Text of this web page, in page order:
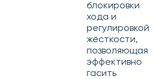
блокировки
хода и
регулировкой
жёсткости,
позволяющая
эффективно
гасить